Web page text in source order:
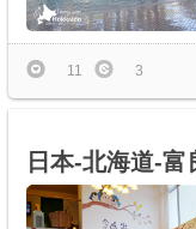
11 3
日本-北海道-